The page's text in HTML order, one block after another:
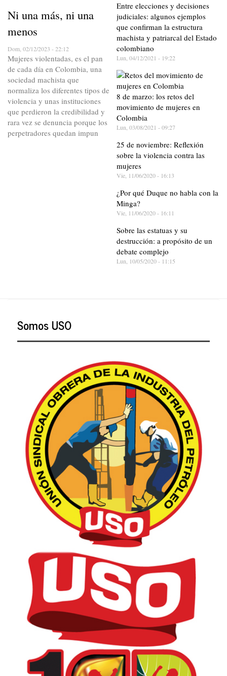
Ni una más, ni una
menos
Dom, 02/12/2023 - 22:12
Mujeres violentadas, es el pan
de cada día en Colombia, una
sociedad machista que
normaliza los diferentes tipos de
violencia y unas instituciones
que perdieron la credibilidad y
rara vez se denuncia porque los
perpetradores quedan impun
Entre elecciones y decisiones
judiciales: algunos ejemplos
que confirman la estructura
machista y patriarcal del Estado
colombiano
Lun, 04/12/2021 - 19:22
8 de marzo: los retos del
movimiento de mujeres en
Colombia
Lun, 03/08/2021 - 09:27
25 de noviembre: Reflexión
sobre la violencia contra las
mujeres
Vie, 11/06/2020 - 16:13
¿Por qué Duque no habla con la
Minga?
Vie, 11/06/2020 - 16:11
Sobre las estatuas y su
destrucción: a propósito de un
debate complejo
Lun, 10/05/2020 - 11:15
Somos USO